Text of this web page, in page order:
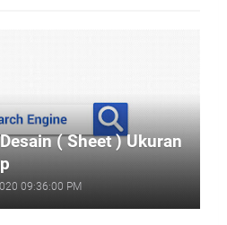
( Sheet ) Ukuran
09:36:00 PM